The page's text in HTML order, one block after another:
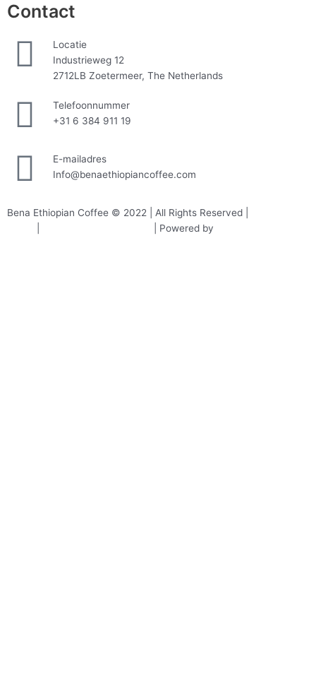
Contact
Locatie
Industrieweg 12
2712LB Zoetermeer, The Netherlands
Telefoonnummer
+31 6 384 911 19
E-mailadres
Info@benaethiopiancoffee.com
Bena Ethiopian Coffee © 2022 | All Rights Reserved |
| Powered by